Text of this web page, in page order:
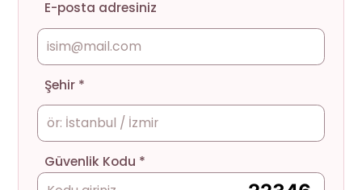
E-posta adresiniz
Şehir *
Güvenlik Kodu *